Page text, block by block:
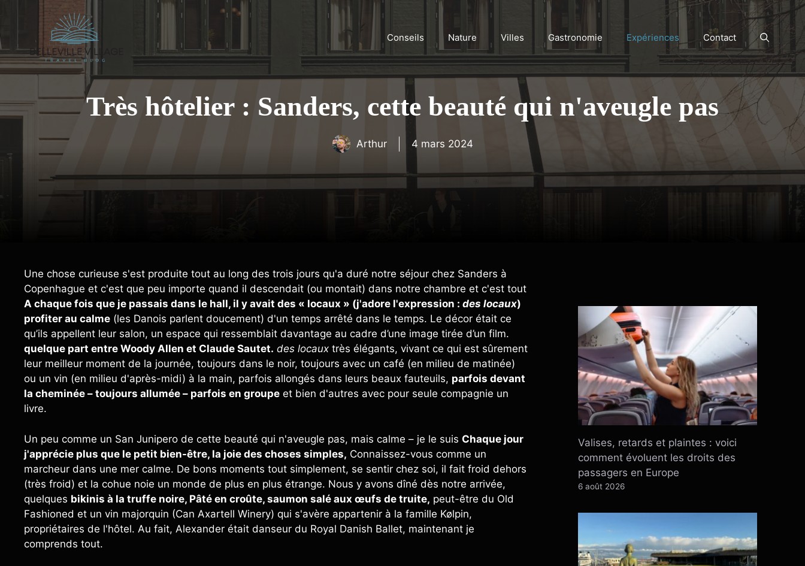
contenu
Conseils Nature Villes Gastronomie Expériences Contact
Très hôtelier : Sanders, cette beauté qui n'aveugle pas
Arthur 4 mars 2024
Une chose curieuse s'est produite tout au long des trois jours qu'a duré notre séjour chez Sanders à
Copenhague et c'est que peu importe quand il descendait (ou montait) dans notre chambre et c'est tout
A chaque fois que je passais dans le hall, il y avait des « locaux » (j'adore l'expression : des locaux)
profiter au calme (les Danois parlent doucement) d'un temps arrêté dans le temps. Le décor était ce
qu’ils appellent leur salon, un espace qui ressemblait davantage au cadre d’une image tirée d’un film.
quelque part entre Woody Allen et Claude Sautet. des locaux très élégants, vivant ce qui est sûrement
leur meilleur moment de la journée, toujours dans le noir, toujours avec un café (en milieu de matinée)
ou un vin (en milieu d'après-midi) à la main, parfois allongés dans leurs beaux fauteuils, parfois devant
la cheminée – toujours allumée – parfois en groupe et bien d'autres avec pour seule compagnie un
livre.
Un peu comme un San Junipero de cette beauté qui n'aveugle pas, mais calme – je le suis Chaque jour
j'apprécie plus que le petit bien-être, la joie des choses simples, Connaissez-vous comme un
marcheur dans une mer calme. De bons moments tout simplement, se sentir chez soi, il fait froid dehors
(très froid) et la cohue noie un monde de plus en plus étrange. Nous y avons dîné dès notre arrivée,
quelques bikinis à la truffe noire, Pâté en croûte, saumon salé aux œufs de truite, peut-être du Old
Fashioned et un vin majorquin (Can Axartell Winery) qui s'avère appartenir à la famille Kølpin,
propriétaires de l'hôtel. Au fait, Alexander était danseur du Royal Danish Ballet, maintenant je
comprends tout.
Valises, retards et plaintes : voici
comment évoluent les droits des
passagers en Europe
6 août 2026